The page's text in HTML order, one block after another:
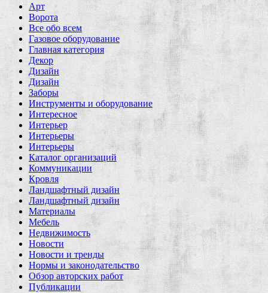
Арт
Ворота
Все обо всем
Газовое оборудование
Главная категория
Декор
Дизайн
Дизайн
Заборы
Инструменты и оборудование
Интересное
Интерьер
Интерьеры
Интерьеры
Каталог организаций
Коммуникации
Кровля
Ландшафтный дизайн
Ландшафтный дизайн
Материалы
Мебель
Недвижимость
Новости
Новости и тренды
Нормы и законодательство
Обзор авторских работ
Публикации